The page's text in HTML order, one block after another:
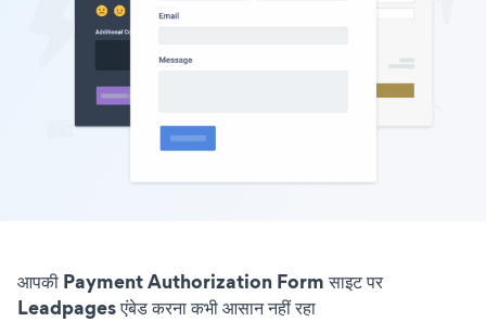
आपकी Payment Authorization Form साइट पर
Leadpages एंबेड करना कभी आसान नहीं रहा